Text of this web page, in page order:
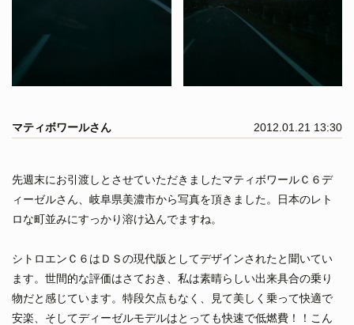
マティボワールさん 2012.01.21 13:30
先週末にお引渡しとさせていただきましたマティボワールＣ６デ
ィーゼルさん、岐阜県美濃市から写真を頂きました。日本のレト
ロな町並みにすっかり溶け込んでますね。
シトロエンＣ６はＤＳの現代版としてデザインされたと聞いてい
ます。世間的な評価はさておき、私は素晴らしい出来具合の乗り
物だと感じています。特段欠点もなく、見て美しく乗って快適で
安楽、そしてディーゼルモデルはとっても快速で低燃費！！こん